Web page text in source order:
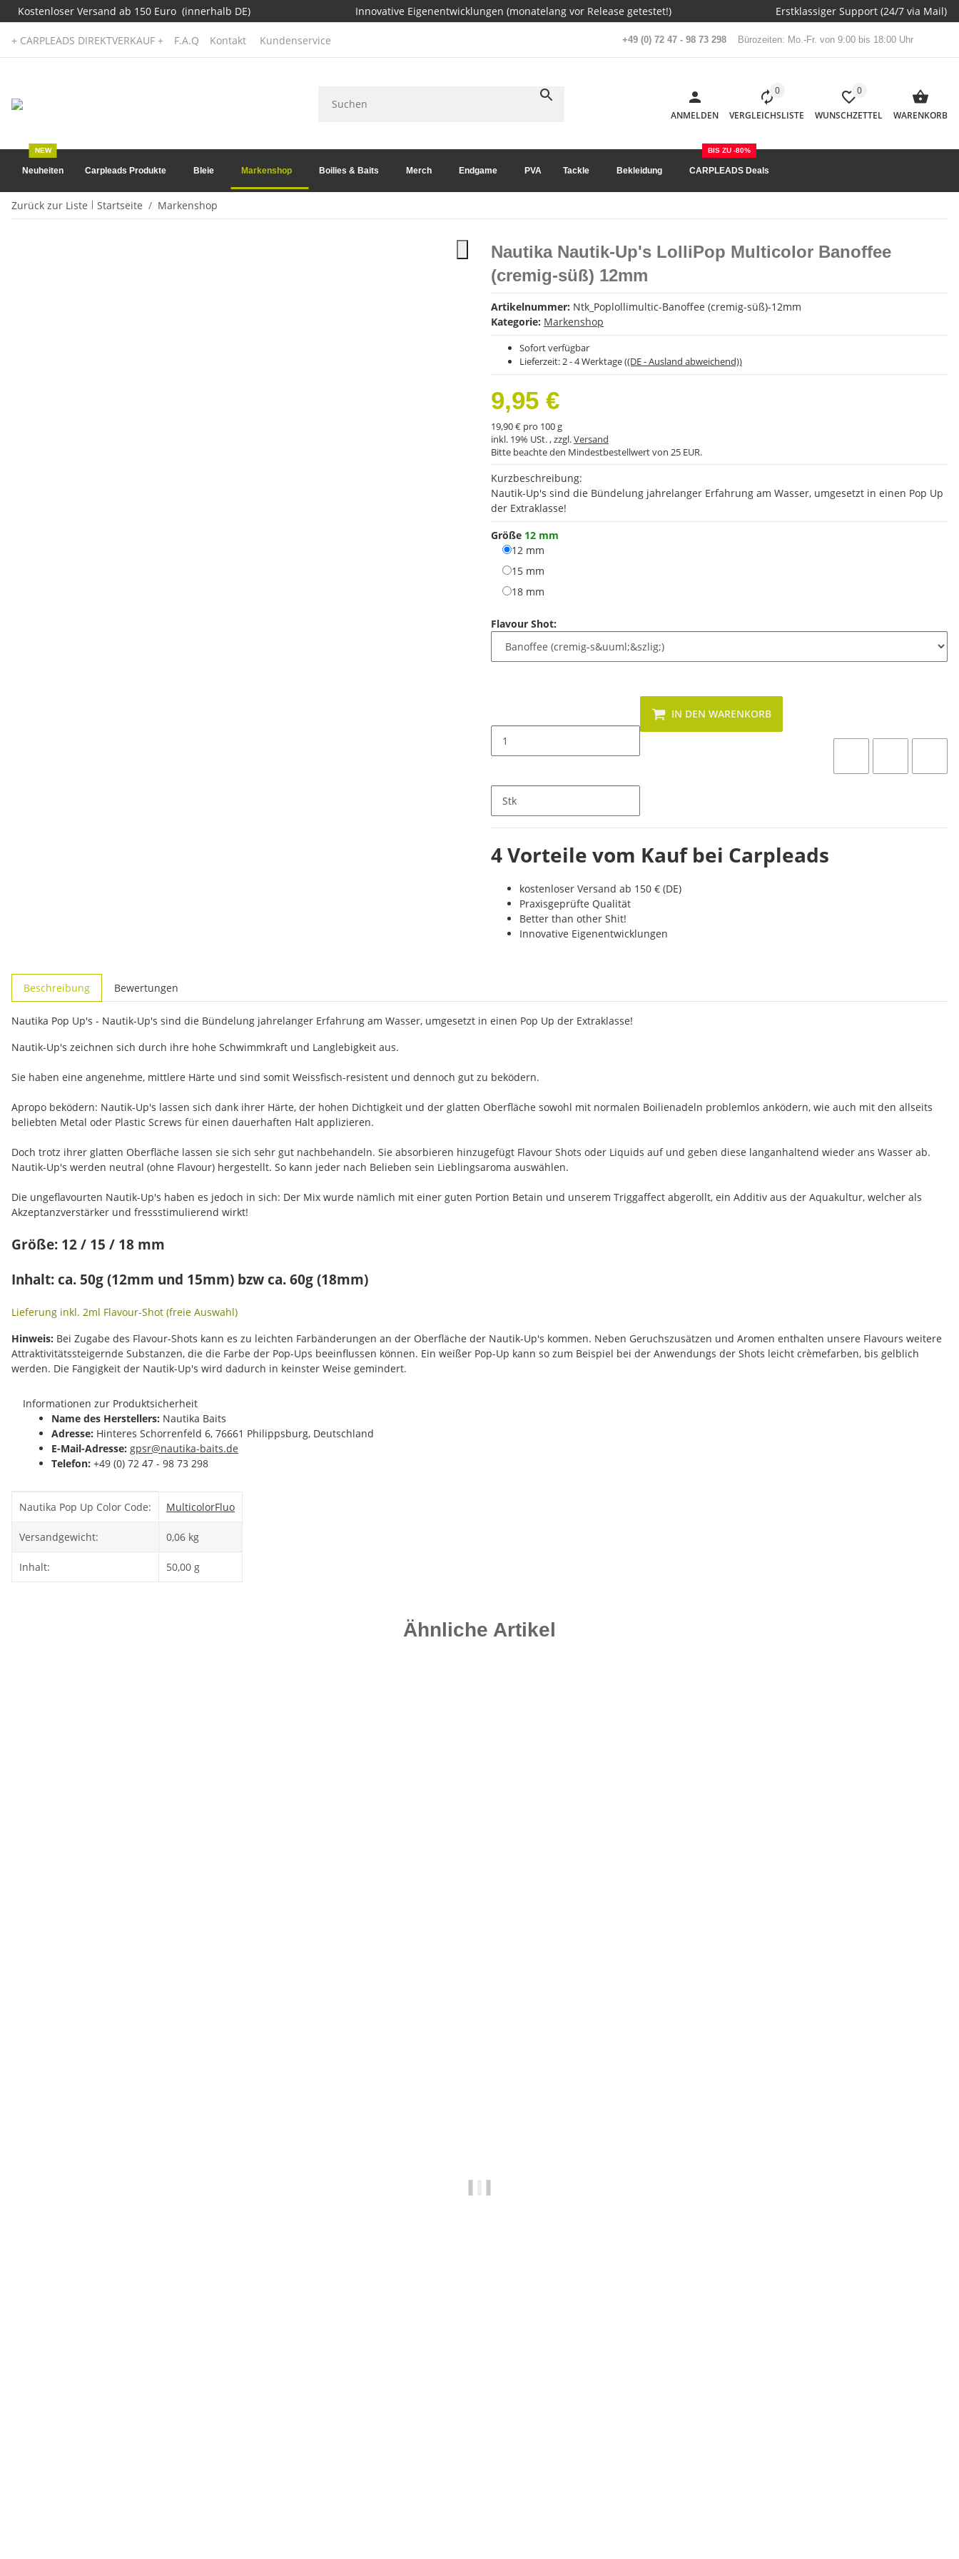
Kostenloser Versand ab 150 Euro (innerhalb DE) Innovative Eigenentwicklungen (monatelang vor Release getestet!) Erstklassiger Support (24/7 via Mail)
+ CARPLEADS DIREKTVERKAUF + F.A.Q Kontakt Kundenservice +49 (0) 72 47 - 98 73 298 Bürozeiten: Mo.-Fr. von 9:00 bis 18:00 Uhr
ANMELDEN
0
VERGLEICHSLISTE
0
WUNSCHZETTEL WARENKORB
Neuheiten
NEW
Carpleads Produkte Bleie Markenshop Boilies & Baits Merch Endgame PVA Tackle Bekleidung CARPLEADS Deals
BIS ZU -80%
Zurück zur Liste Startseite Markenshop
Nautika Nautik-Up's LolliPop Multicolor Banoffee
(cremig-süß) 12mm
Artikelnummer: Ntk_Poplollimultic-Banoffee (cremig-süß)-12mm
Kategorie: Markenshop
Sofort verfügbar
Lieferzeit: 2 - 4 Werktage((DE - Ausland abweichend))
9,95 €
19,90 € pro 100 g
inkl. 19% USt. , zzgl.Versand
Bitte beachte den Mindestbestellwert von 25 EUR.
Kurzbeschreibung:
Nautik-Up's sind die Bündelung jahrelanger Erfahrung am Wasser, umgesetzt in einen Pop Up
der Extraklasse!
Größe 12 mm
12 mm
15 mm
18 mm
Flavour Shot:
Stk
IN DEN WARENKORB
4 Vorteile vom Kauf bei Carpleads
kostenloser Versand ab 150 € (DE)
Praxisgeprüfte Qualität
Better than other Shit!
Innovative Eigenentwicklungen
Beschreibung Bewertungen
Nautika Pop Up's - Nautik-Up's sind die Bündelung jahrelanger Erfahrung am Wasser, umgesetzt in einen Pop Up der Extraklasse!
Nautik-Up's zeichnen sich durch ihre hohe Schwimmkraft und Langlebigkeit aus.
Sie haben eine angenehme, mittlere Härte und sind somit Weissfisch-resistent und dennoch gut zu beködern.
Apropo beködern: Nautik-Up's lassen sich dank ihrer Härte, der hohen Dichtigkeit und der glatten Oberfläche sowohl mit normalen Boilienadeln problemlos anködern, wie auch mit den allseits
beliebten Metal oder Plastic Screws für einen dauerhaften Halt applizieren.
Doch trotz ihrer glatten Oberfläche lassen sie sich sehr gut nachbehandeln. Sie absorbieren hinzugefügt Flavour Shots oder Liquids auf und geben diese langanhaltend wieder ans Wasser ab.
Nautik-Up's werden neutral (ohne Flavour) hergestellt. So kann jeder nach Belieben sein Lieblingsaroma auswählen.
Die ungeflavourten Nautik-Up's haben es jedoch in sich: Der Mix wurde nämlich mit einer guten Portion Betain und unserem Triggaffect abgerollt, ein Additiv aus der Aquakultur, welcher als
Akzeptanzverstärker und fressstimulierend wirkt!
Größe: 12 / 15 / 18 mm
Inhalt: ca. 50g (12mm und 15mm) bzw ca. 60g (18mm)
Lieferung inkl. 2ml Flavour-Shot (freie Auswahl)
Hinweis: Bei Zugabe des Flavour-Shots kann es zu leichten Farbänderungen an der Oberfläche der Nautik-Up's kommen. Neben Geruchszusätzen und Aromen enthalten unsere Flavours weitere
Attraktivitätssteigernde Substanzen, die die Farbe der Pop-Ups beeinflussen können. Ein weißer Pop-Up kann so zum Beispiel bei der Anwendungs der Shots leicht crèmefarben, bis gelblich
werden. Die Fängigkeit der Nautik-Up's wird dadurch in keinster Weise gemindert.
Informationen zur Produktsicherheit
Name des Herstellers: Nautika Baits
Adresse: Hinteres Schorrenfeld 6, 76661 Philippsburg, Deutschland
E-Mail-Adresse: gpsr@nautika-baits.de
Telefon: +49 (0) 72 47 - 98 73 298
Nautika Pop Up Color Code: MulticolorFluo
Versandgewicht: 0,06 kg
Inhalt: 50,00 g
Ähnliche Artikel